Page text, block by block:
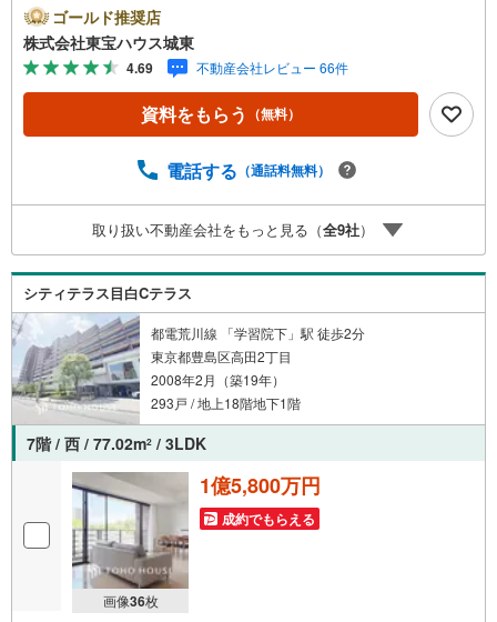
カレンダーの作成▽ご購入後もお客様の人生のパートナー
として暮らしの「安心」を守り続けます。【Yahoo！ 不動
産キャンペーン対象店舗】当店で物件を成約するとPayPay
ボーナスライトがもらえる「Yahoo！ 不動産 物件ご成約キ
ャンペーン」の対象になります。「資料をもらう」「見学
予約をする」ボタンからお問い合わせください。※必ずYah
スライトは出金と譲渡はできません。ご案内・詳細な資料
時受け付けております！■頭金0円からのご購入可能です■
（諸費用もOK）お気軽にお問い合わせください。
ゴールド推奨店
株式会社東宝ハウス城東
4.69 不動産会社レビュー 66件
資料をもらう （無料）
電話する （通話料無料）
取り扱い不動産会社をもっと見る（全9社）
シティテラス目白Cテラス
都電荒川線 「学習院下」駅 徒歩2分
東京都豊島区高田2丁目
2008年2月（築19年）
293戸 / 地上18階地下1階
7階 / 西 / 77.02m2 / 3LDK
画像36枚
1億5,800万円
成約でもらえる